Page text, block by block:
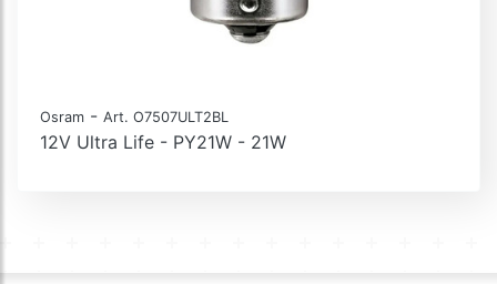
Osram - Art. O7507ULT2BL
12V Ultra Life - PY21W - 21W